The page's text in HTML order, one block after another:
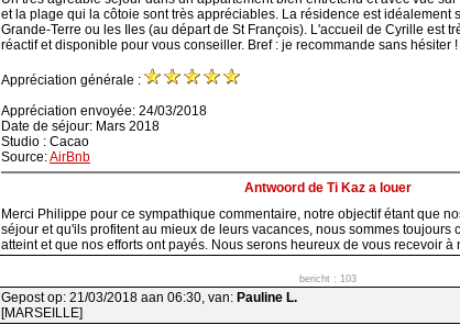
et la plage qui la côtoie sont très appréciables. La résidence est idéalement
Grande-Terre ou les Iles (au départ de St François). L'accueil de Cyrille est
réactif et disponible pour vous conseiller. Bref : je recommande sans hésiter !
Appréciation générale :
Appréciation envoyée: 24/03/2018
Date de séjour: Mars 2018
Studio : Cacao
Source:AirBnb
Antwoord de Ti Kaz a louer
Merci Philippe pour ce sympathique commentaire, notre objectif étant que
séjour et qu'ils profitent au mieux de leurs vacances, nous sommes toujours
atteint et que nos efforts ont payés. Nous serons heureux de vous recevoir à
bericht : 103
Gepost op: 21/03/2018 aan 06:30, van: Pauline L.
[MARSEILLE]